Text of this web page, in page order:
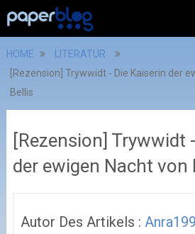
HOME
LITERATUR
[Rezension] Trywwidt - Die Kaiserin der
Bellis
[Rezension] Trywwidt
der ewigen Nacht von
Autor Des Artikels :